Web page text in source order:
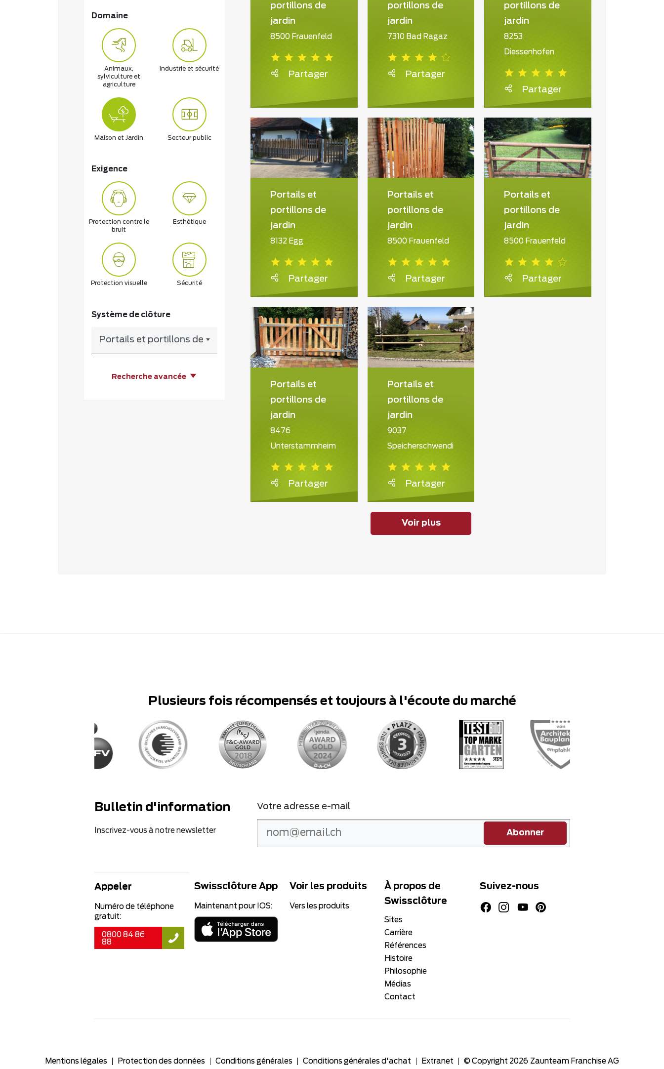
Domaine
Animaux,
sylviculture et
agriculture
Industrie et sécurité
Maison et Jardin Secteur public
Exigence
Protection contre le
bruit
Esthétique
Protection visuelle Sécurité
Système de clôture
Portails et portillons de jardin
Recherche avancée
portillons de
jardin
8500 Frauenfeld
Partager
portillons de
jardin
7310 Bad Ragaz
Partager
portillons de
jardin
8253
Diessenhofen
Partager
Portails et
portillons de
jardin
8132 Egg
Partager
Portails et
portillons de
jardin
8500 Frauenfeld
Partager
Portails et
portillons de
jardin
8500 Frauenfeld
Partager
Portails et
portillons de
jardin
8476
Unterstammheim
Partager
Portails et
portillons de
jardin
9037
Speicherschwendi
Partager
Voir plus
Plusieurs fois récompensés et toujours à l'écoute du marché
Bulletin d'information
Inscrivez-vous à notre newsletter
Votre adresse e-mail
Abonner
Appeler
Numéro de téléphone
gratuit:
0800 84 86
88
Swissclôture App
Maintenant pour IOS:
Voir les produits
Vers les produits
À propos de
Swissclôture
Sites
Carrière
Références
Histoire
Philosophie
Médias
Contact
Suivez-nous
Mentions légales Protection des données Conditions générales Conditions générales d'achat Extranet © Copyright 2026 Zaunteam Franchise AG